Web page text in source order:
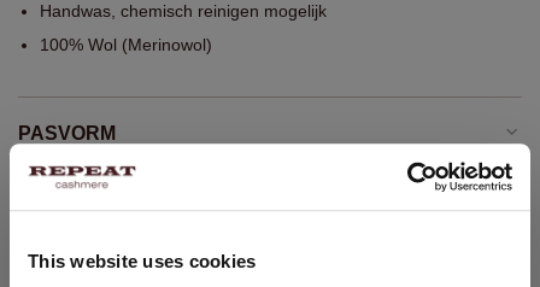
This website uses cookies
Handwas, chemisch reinigen mogelijk
100% Wol (Merinowol)
PASVORM
WASVOORSCHRIFT